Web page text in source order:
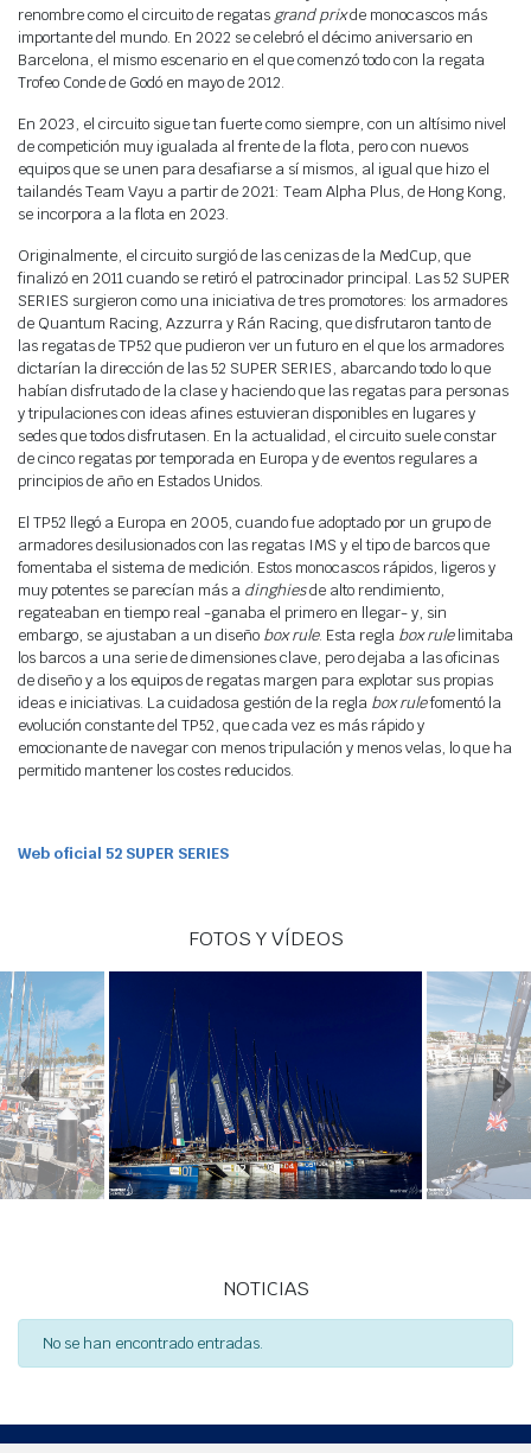
Agenda
Webcam
Meteo
renombre como el circuito de regatas grand prixde monocascos más
importante del mundo. En 2022 se celebró el décimo aniversario en
Barcelona, el mismo escenario en el que comenzó todo con la regata
Trofeo Conde de Godó en mayo de 2012.
En 2023, el circuito sigue tan fuerte como siempre, con un altísimo nivel
de competición muy igualada al frente de la flota, pero con nuevos
equipos que se unen para desafiarse a sí mismos, al igual que hizo el
tailandés Team Vayu a partir de 2021: Team Alpha Plus, de Hong Kong,
se incorpora a la flota en 2023.
Originalmente, el circuito surgió de las cenizas de la MedCup, que
finalizó en 2011 cuando se retiró el patrocinador principal. Las 52 SUPER
SERIES surgieron como una iniciativa de tres promotores: los armadores
de Quantum Racing, Azzurra y Rán Racing, que disfrutaron tanto de
las regatas de TP52 que pudieron ver un futuro en el que los armadores
dictarían la dirección de las 52 SUPER SERIES, abarcando todo lo que
habían disfrutado de la clase y haciendo que las regatas para personas
y tripulaciones con ideas afines estuvieran disponibles en lugares y
sedes que todos disfrutasen. En la actualidad, el circuito suele constar
de cinco regatas por temporada en Europa y de eventos regulares a
principios de año en Estados Unidos.
El TP52 llegó a Europa en 2005, cuando fue adoptado por un grupo de
armadores desilusionados con las regatas IMS y el tipo de barcos que
fomentaba el sistema de medición. Estos monocascos rápidos, ligeros y
muy potentes se parecían más a dinghiesde alto rendimiento,
regateaban en tiempo real -ganaba el primero en llegar- y, sin
embargo, se ajustaban a un diseño box rule. Esta regla box rulelimitaba
los barcos a una serie de dimensiones clave, pero dejaba a las oficinas
de diseño y a los equipos de regatas margen para explotar sus propias
ideas e iniciativas. La cuidadosa gestión de la regla box rulefomentó la
evolución constante del TP52, que cada vez es más rápido y
emocionante de navegar con menos tripulación y menos velas, lo que ha
permitido mantener los costes reducidos.
Web oficial 52 SUPER SERIES
FOTOS Y VÍDEOS
NOTICIAS
No se han encontrado entradas.